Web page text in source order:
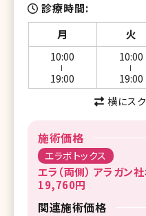
診療時間
月
火
10:00
19:00
10:00
19:00
横にス
施術価格
エラボトックス
エラ（両側） アラガン社
19,760円
関連施術価格